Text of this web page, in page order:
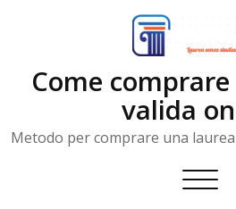
Come
valida
Metodo per comprare una